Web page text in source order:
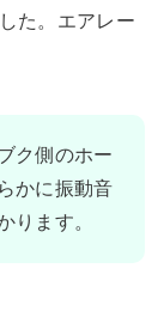
た。エアレー
ク側のホー
かに振動音
ります。